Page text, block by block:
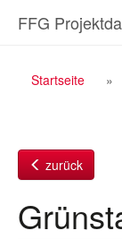
InhaltFFG
Startseite
zurück